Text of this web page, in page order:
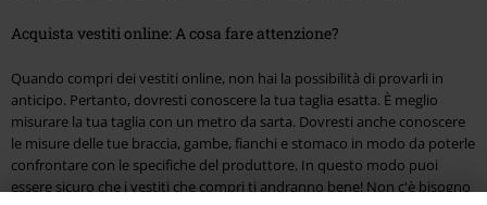
Acquista vestiti online: A cosa fare attenzione?
Quando compri dei vestiti online, non hai la possibilità di provarli in
anticipo. Pertanto, dovresti conoscere la tua taglia esatta. È meglio
misurare la tua taglia con un metro da sarta. Dovresti anche conoscere
le misure delle tue braccia, gambe, fianchi e stomaco in modo da poterle
confrontare con le specifiche del produttore. In questo modo puoi
essere sicuro che i vestiti che compri ti andranno bene! Non c'è bisogno